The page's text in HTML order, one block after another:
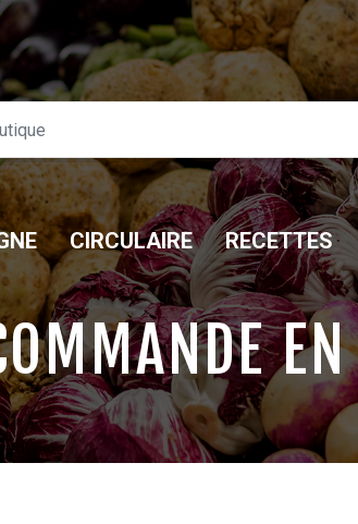
CIRCULAIRE RECETTES